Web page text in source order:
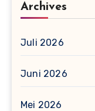
Archives
Juli 2026
Juni 2026
Mei 2026